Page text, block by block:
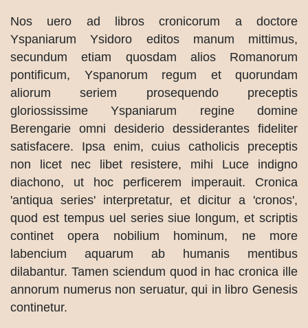
Nos uero ad libros cronicorum a doctore
Yspaniarum Ysidoro editos manum mittimus,
secundum etiam quosdam alios Romanorum
pontificum, Yspanorum regum et quorundam
aliorum seriem prosequendo preceptis
gloriossissime Yspaniarum regine domine
Berengarie omni desiderio dessiderantes fideliter
satisfacere. Ipsa enim, cuius catholicis preceptis
non licet nec libet resistere, mihi Luce indigno
diachono, ut hoc perficerem imperauit. Cronica
'antiqua series' interpretatur, et dicitur a 'cronos',
quod est tempus uel series siue longum, et scriptis
continet opera nobilium hominum, ne more
labencium aquarum ab humanis mentibus
dilabantur. Tamen sciendum quod in hac cronica ille
annorum numerus non seruatur, qui in libro Genesis
continetur.